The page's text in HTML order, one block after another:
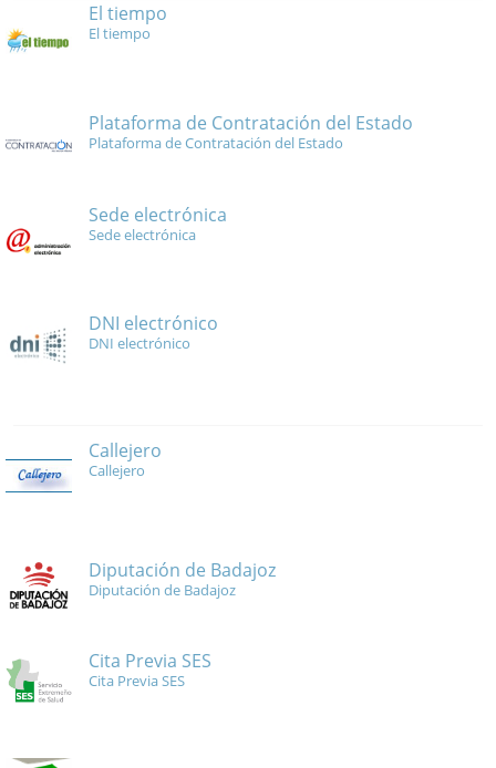
El tiempo
El tiempo
Plataforma de Contratación del Estado
Plataforma de Contratación del Estado
Sede electrónica
Sede electrónica
DNI electrónico
DNI electrónico
Callejero
Callejero
Diputación de Badajoz
Diputación de Badajoz
Cita Previa SES
Cita Previa SES